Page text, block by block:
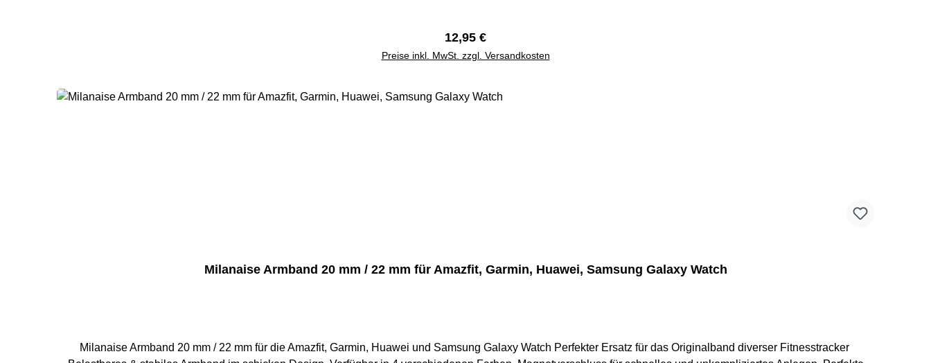
Regulärer Preis:
12,95 €
Preise inkl. MwSt. zzgl. Versandkosten
Milanaise Armband 20 mm / 22 mm für Amazfit, Garmin, Huawei, Samsung Galaxy Watch
Milanaise Armband 20 mm / 22 mm für die Amazfit, Garmin, Huawei und Samsung Galaxy Watch Perfekter Ersatz für das Originalband diverser Fitnesstracker